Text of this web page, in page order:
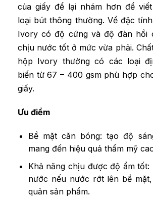
của giấy để lại nhám hơn để
loại bút thông thường. Về đặc
Ivory có độ cứng và độ đàn hồi
chịu nước tốt ở mức vừa phải.
hộp Ivory thường có các loại
biến từ 67 – 400 gsm phù hợp
giấy.
Ưu điểm
Bề mặt căn bóng: tạo độ
mang đến hiệu quả thẩm mỹ
Khả năng chịu được độ ẩm tốt:
nước nếu nước rớt lên bề
quản sản phẩm.